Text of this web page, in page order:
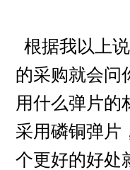
根据我以上
的采购就会问
用什么弹片的
采用磷铜弹片
个更好的好处